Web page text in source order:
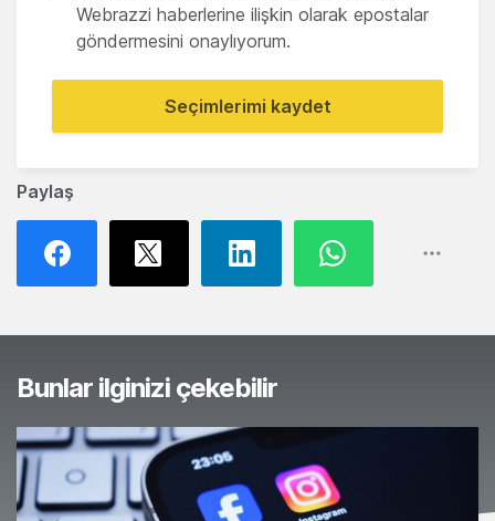
Paylaş
Webrazzi haberlerine ilişkin olarak epostalar
göndermesini onaylıyorum.
Seçimlerimi kaydet
Bunlar ilginizi çekebilir